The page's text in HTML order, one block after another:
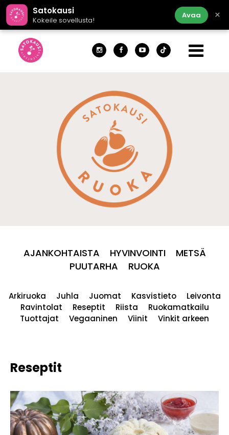
Satokausi
Kokeile sovellusta!
Avaa ×
AJANKOHTAISTA HYVINVOINTI
METSÄ
PUUTARHA
RUOKA
Arkiruoka Juhla Juomat Kasvistieto
Leivonta
Ravintolat
Reseptit Riista
Ruokamatkailu
Tuottajat
Vegaaninen Viinit Vinkit arkeen
Reseptit